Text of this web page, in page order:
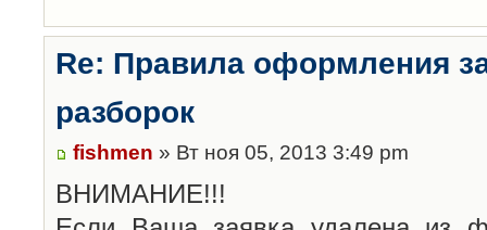
Re: Правила оформления
разборок
fishmen » Вт ноя 05, 2013 3:49 pm
ВНИМАНИЕ!!!